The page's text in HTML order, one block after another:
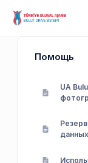
Помощь
UA